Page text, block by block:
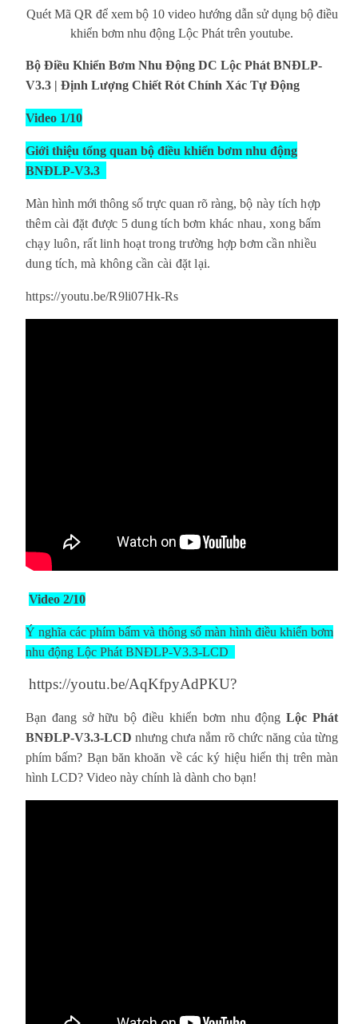
Quét Mã QR để xem bộ 10 video hướng dẫn sử dụng bộ điều
khiển bơm nhu động Lộc Phát trên youtube.
Bộ Điều Khiển Bơm Nhu Động DC Lộc Phát BNĐLP-
V3.3 | Định Lượng Chiết Rót Chính Xác Tự Động
Video 1/10
Giới thiệu tổng quan bộ điều khiển bơm nhu động
BNĐLP-V3.3
Màn hình mới thông số trực quan rõ ràng, bộ này tích hợp
thêm cài đặt được 5 dung tích bơm khác nhau, xong bấm
chạy luôn, rất linh hoạt trong trường hợp bơm cần nhiều
dung tích, mà không cần cài đặt lại.
https://youtu.be/R9li07Hk-Rs
Video 2/10
Ý nghĩa các phím bấm và thông số màn hình điều khiển bơm
nhu động Lộc Phát BNĐLP-V3.3-LCD
https://youtu.be/AqKfpyAdPKU?
Bạn đang sở hữu bộ điều khiển bơm nhu độngLộc Phát
BNĐLP-V3.3-LCD nhưng chưa nắm rõ chức năng của từng
phím bấm? Bạn băn khoăn về các ký hiệu hiển thị trên màn
hình LCD? Video này chính là dành cho bạn!